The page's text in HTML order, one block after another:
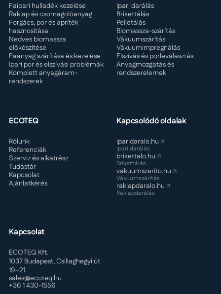
Faipari hulladék kezelése
Raklap és csomagolóanyag
Forgács, por és apríték
hasznosítása
Nedves biomassza
előkészítése
Faanyag szárítása és kezelése
Ipari por és elszívási problémák
Komplett anyagáram-
rendszerek
Ipari darálás
Brikettálás
Pelletálás
Biomassza-szárítás
Vákuumszárítás
Vákuumimpregnálás
Elszívás és porleválasztás
Anyagmozgatás és
rendszerelemek
ECOTEQ
Rólunk
Referenciák
Szerviz és alkatrész
Tudástár
Kapcsolat
Ajánlatkérés
Kapcsolódó oldalak
iparidaralo.hu
Ipari darálás
brikettalo.hu
Brikettálás
vakuumszarito.hu
Vákuumszárítás
raklapdaralo.hu
Raklapdarálás
Kapcsolat
ECOTEQ Kft.
1037 Budapest, Csillaghegyi út
19–21.
sales@ecoteq.hu
+36 1 430-1556